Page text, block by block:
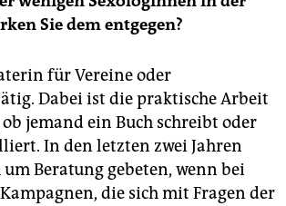
Sie dem entgegen?
für Vereine oder
Dabei ist die praktische Arbeit
jemand ein Buch schreibt oder
In den letzten zwei Jahren
um Beratung gebeten, wenn bei
die sich mit Fragen der